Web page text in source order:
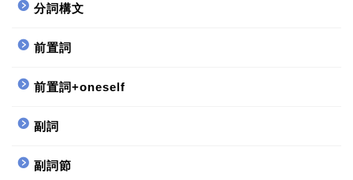
分詞構文
前置詞
前置詞+oneself
副詞
副詞節